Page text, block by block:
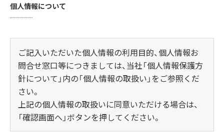
個人情報について
ご記入いただいた個人情報の利用目的、個人情報お
問合せ窓口等につきましては、当社「個人情報保護方
針について」内の「個人情報の取扱い」をご参照くだ
さい。
上記の個人情報の取扱いに同意いただける場合は、
「確認画面へ」ボタンを押してください。